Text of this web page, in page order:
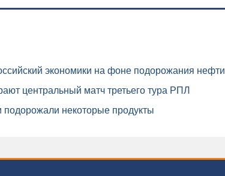
экономики на фоне подорожания нефти
центральный матч третьего тура РПЛ
подорожали некоторые продукты